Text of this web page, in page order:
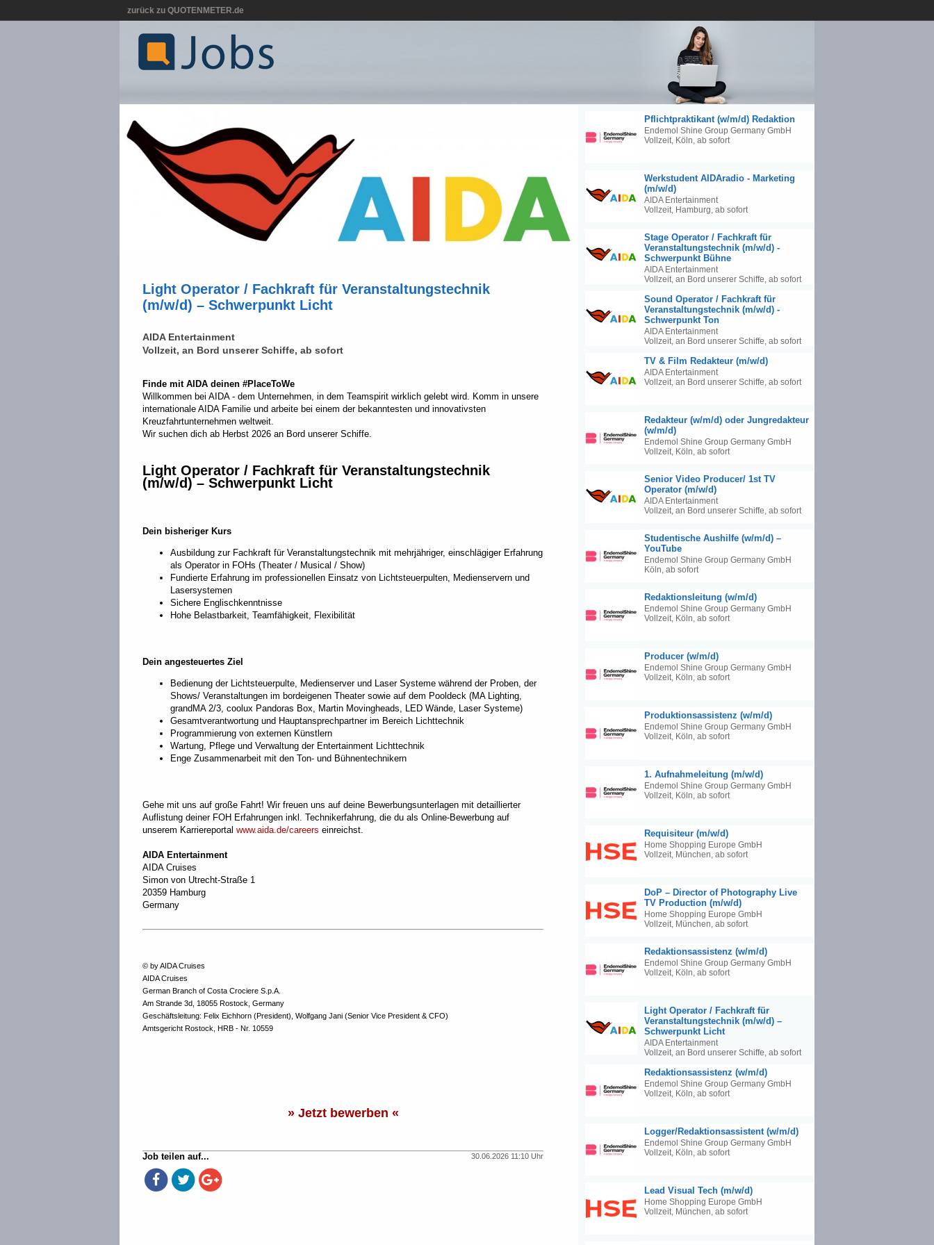
zurück zu QUOTENMETER.de
Light Operator / Fachkraft für Veranstaltungstechnik
(m/w/d) – Schwerpunkt Licht
AIDA Entertainment
Vollzeit, an Bord unserer Schiffe, ab sofort
Finde mit AIDA deinen #PlaceToWe
Willkommen bei AIDA - dem Unternehmen, in dem Teamspirit wirklich gelebt wird. Komm in unsere
internationale AIDA Familie und arbeite bei einem der bekanntesten und innovativsten
Kreuzfahrtunternehmen weltweit.
Wir suchen dich ab Herbst 2026 an Bord unserer Schiffe.
Light Operator / Fachkraft für Veranstaltungstechnik
(m/w/d) – Schwerpunkt Licht
Dein bisheriger Kurs
Ausbildung zur Fachkraft für Veranstaltungstechnik mit mehrjähriger, einschlägiger Erfahrung
als Operator in FOHs (Theater / Musical / Show)
Fundierte Erfahrung im professionellen Einsatz von Lichtsteuerpulten, Medienservern und
Lasersystemen
Sichere Englischkenntnisse
Hohe Belastbarkeit, Teamfähigkeit, Flexibilität
Dein angesteuertes Ziel
Bedienung der Lichtsteuerpulte, Medienserver und Laser Systeme während der Proben, der
Shows/ Veranstaltungen im bordeigenen Theater sowie auf dem Pooldeck (MA Lighting,
grandMA 2/3, coolux Pandoras Box, Martin Movingheads, LED Wände, Laser Systeme)
Gesamtverantwortung und Hauptansprechpartner im Bereich Lichttechnik
Programmierung von externen Künstlern
Wartung, Pflege und Verwaltung der Entertainment Lichttechnik
Enge Zusammenarbeit mit den Ton- und Bühnentechnikern
Gehe mit uns auf große Fahrt! Wir freuen uns auf deine Bewerbungsunterlagen mit detaillierter
Auflistung deiner FOH Erfahrungen inkl. Technikerfahrung, die du als Online-Bewerbung auf
unserem Karriereportal www.aida.de/careers einreichst.
AIDA Entertainment
AIDA Cruises
Simon von Utrecht-Straße 1
20359 Hamburg
Germany
© by AIDA Cruises
AIDA Cruises
German Branch of Costa Crociere S.p.A.
Am Strande 3d, 18055 Rostock, Germany
Geschäftsleitung: Felix Eichhorn (President), Wolfgang Jani (Senior Vice President & CFO)
Amtsgericht Rostock, HRB - Nr. 10559
» Jetzt bewerben «
30.06.2026 11:10 Uhr
Job teilen auf...
Pflichtpraktikant (w/m/d) Redaktion
Endemol Shine Group Germany GmbH
Vollzeit, Köln, ab sofort
Werkstudent AIDAradio - Marketing
(m/w/d)
AIDA Entertainment
Vollzeit, Hamburg, ab sofort
Stage Operator / Fachkraft für
Veranstaltungstechnik (m/w/d) -
Schwerpunkt Bühne
AIDA Entertainment
Vollzeit, an Bord unserer Schiffe, ab sofort
Sound Operator / Fachkraft für
Veranstaltungstechnik (m/w/d) -
Schwerpunkt Ton
AIDA Entertainment
Vollzeit, an Bord unserer Schiffe, ab sofort
TV & Film Redakteur (m/w/d)
AIDA Entertainment
Vollzeit, an Bord unserer Schiffe, ab sofort
Redakteur (w/m/d) oder Jungredakteur
(w/m/d)
Endemol Shine Group Germany GmbH
Vollzeit, Köln, ab sofort
Senior Video Producer/ 1st TV
Operator (m/w/d)
AIDA Entertainment
Vollzeit, an Bord unserer Schiffe, ab sofort
Studentische Aushilfe (w/m/d) –
YouTube
Endemol Shine Group Germany GmbH
Köln, ab sofort
Redaktionsleitung (w/m/d)
Endemol Shine Group Germany GmbH
Vollzeit, Köln, ab sofort
Producer (w/m/d)
Endemol Shine Group Germany GmbH
Vollzeit, Köln, ab sofort
Produktionsassistenz (w/m/d)
Endemol Shine Group Germany GmbH
Vollzeit, Köln, ab sofort
1. Aufnahmeleitung (m/w/d)
Endemol Shine Group Germany GmbH
Vollzeit, Köln, ab sofort
Requisiteur (m/w/d)
Home Shopping Europe GmbH
Vollzeit, München, ab sofort
DoP – Director of Photography Live
TV Production (m/w/d)
Home Shopping Europe GmbH
Vollzeit, München, ab sofort
Redaktionsassistenz (w/m/d)
Endemol Shine Group Germany GmbH
Vollzeit, Köln, ab sofort
Light Operator / Fachkraft für
Veranstaltungstechnik (m/w/d) –
Schwerpunkt Licht
AIDA Entertainment
Vollzeit, an Bord unserer Schiffe, ab sofort
Redaktionsassistenz (w/m/d)
Endemol Shine Group Germany GmbH
Vollzeit, Köln, ab sofort
Logger/Redaktionsassistent (w/m/d)
Endemol Shine Group Germany GmbH
Vollzeit, Köln, ab sofort
Lead Visual Tech (m/w/d)
Home Shopping Europe GmbH
Vollzeit, München, ab sofort